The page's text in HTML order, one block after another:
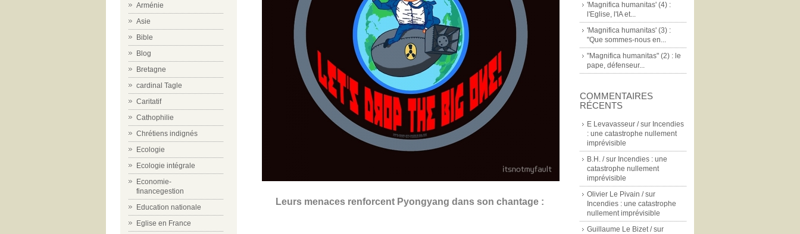
Arménie
Asie
Bible
Blog
Bretagne
cardinal Tagle
Caritatif
Cathophilie
Chrétiens indignés
Ecologie
Ecologie intégrale
Economie-
financegestion
Education nationale
Eglise en France
'Magnifica humanitas' (4) :
l'Eglise, l'IA et...
'Magnifica humanitas' (3) :
"Que sommes-nous en...
"Magnifica humanitas" (2) : le
pape, défenseur...
COMMENTAIRES
RÉCENTS
E Levavasseur /sur Incendies
: une catastrophe nullement
imprévisible
B.H. /sur Incendies : une
catastrophe nullement
imprévisible
Olivier Le Pivain /sur
Incendies : une catastrophe
nullement imprévisible
Guillaume Le Bizet /sur
Leurs menaces renforcent Pyongyang dans son chantage :